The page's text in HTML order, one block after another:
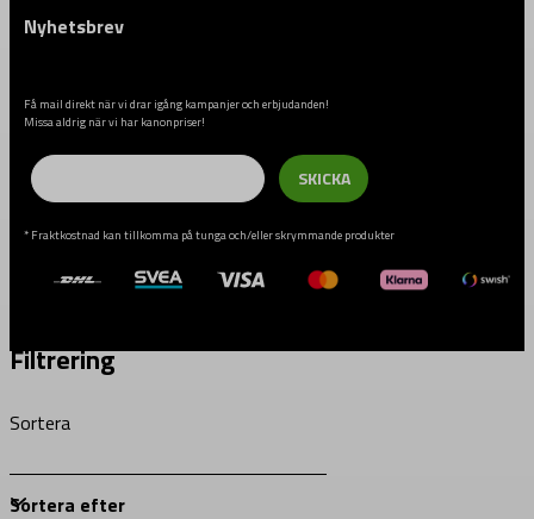
Nyhetsbrev
Få mail direkt när vi drar igång kampanjer och erbjudanden!
Missa aldrig när vi har kanonpriser!
Email
SKICKA
* Fraktkostnad kan tillkomma på tunga och/eller skrymmande produkter
Filtrering
Sortera